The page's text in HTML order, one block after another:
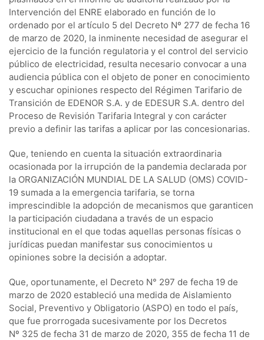
Intervención del ENRE elaborado en función de lo
ordenado por el artículo 5 del Decreto Nº 277 de fecha 16
de marzo de 2020, la inminente necesidad de asegurar el
ejercicio de la función regulatoria y el control del servicio
público de electricidad, resulta necesario convocar a una
audiencia pública con el objeto de poner en conocimiento
y escuchar opiniones respecto del Régimen Tarifario de
Transición de EDENOR S.A. y de EDESUR S.A. dentro del
Proceso de Revisión Tarifaria Integral y con carácter
previo a definir las tarifas a aplicar por las concesionarias.
Que, teniendo en cuenta la situación extraordinaria
ocasionada por la irrupción de la pandemia declarada por
la ORGANIZACIÓN MUNDIAL DE LA SALUD (OMS) COVID-
19 sumada a la emergencia tarifaria, se torna
imprescindible la adopción de mecanismos que garanticen
la participación ciudadana a través de un espacio
institucional en el que todas aquellas personas físicas o
jurídicas puedan manifestar sus conocimientos u
opiniones sobre la decisión a adoptar.
Que, oportunamente, el Decreto N° 297 de fecha 19 de
marzo de 2020 estableció una medida de Aislamiento
Social, Preventivo y Obligatorio (ASPO) en todo el país,
que fue prorrogada sucesivamente por los Decretos
Nº 325 de fecha 31 de marzo de 2020, 355 de fecha 11 de